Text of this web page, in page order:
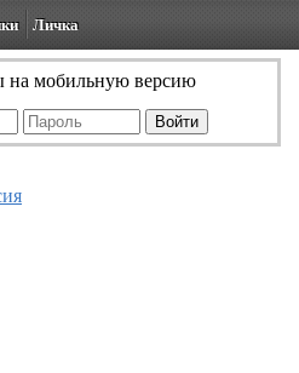
Личка
на мобильную версию